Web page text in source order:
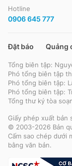
Hotline
0906 645 777
Đặt báo Quảng
Tổng biên tập:
Phó tổng biên tập
Phó tổng biên tập:
Phó tổng biên tập:
Tổng thư ký tòa
Giấy phép xuất bản
© 2003-2026 Bản
Cấm sao chép dưới
bằng văn bản.